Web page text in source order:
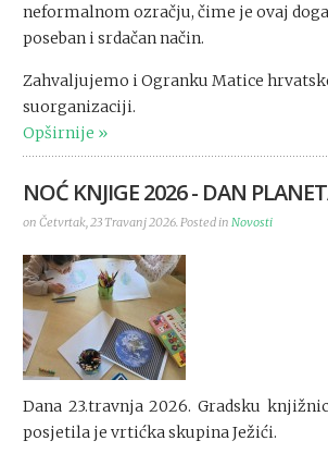
neformalnom ozračju, čime je ovaj
poseban i srdačan način.
Zahvaljujemo i Ogranku Matice
suorganizaciji.
Opširnije
NOĆ KNJIGE 2026 - DAN
on Četvrtak, 23 Travanj 2026. Posted in Novosti
Dana 23.travnja 2026. Gradsku
posjetila je vrtićka skupina Ježići.